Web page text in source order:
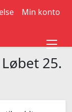
Min konto
25.